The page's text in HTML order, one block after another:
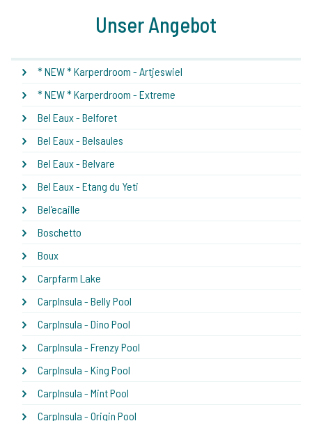
Unser Angebot
* NEW * Karperdroom - Artjeswiel
* NEW * Karperdroom - Extreme
Bel Eaux - Belforet
Bel Eaux - Belsaules
Bel Eaux - Belvare
Bel Eaux - Etang du Yeti
Bel'ecaille
Boschetto
Boux
Carpfarm Lake
CarpInsula - Belly Pool
CarpInsula - Dino Pool
CarpInsula - Frenzy Pool
CarpInsula - King Pool
CarpInsula - Mint Pool
CarpInsula - Origin Pool